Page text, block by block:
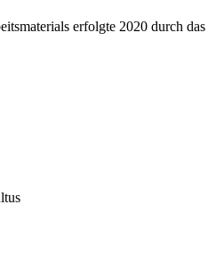
erfolgte 2020 durch das